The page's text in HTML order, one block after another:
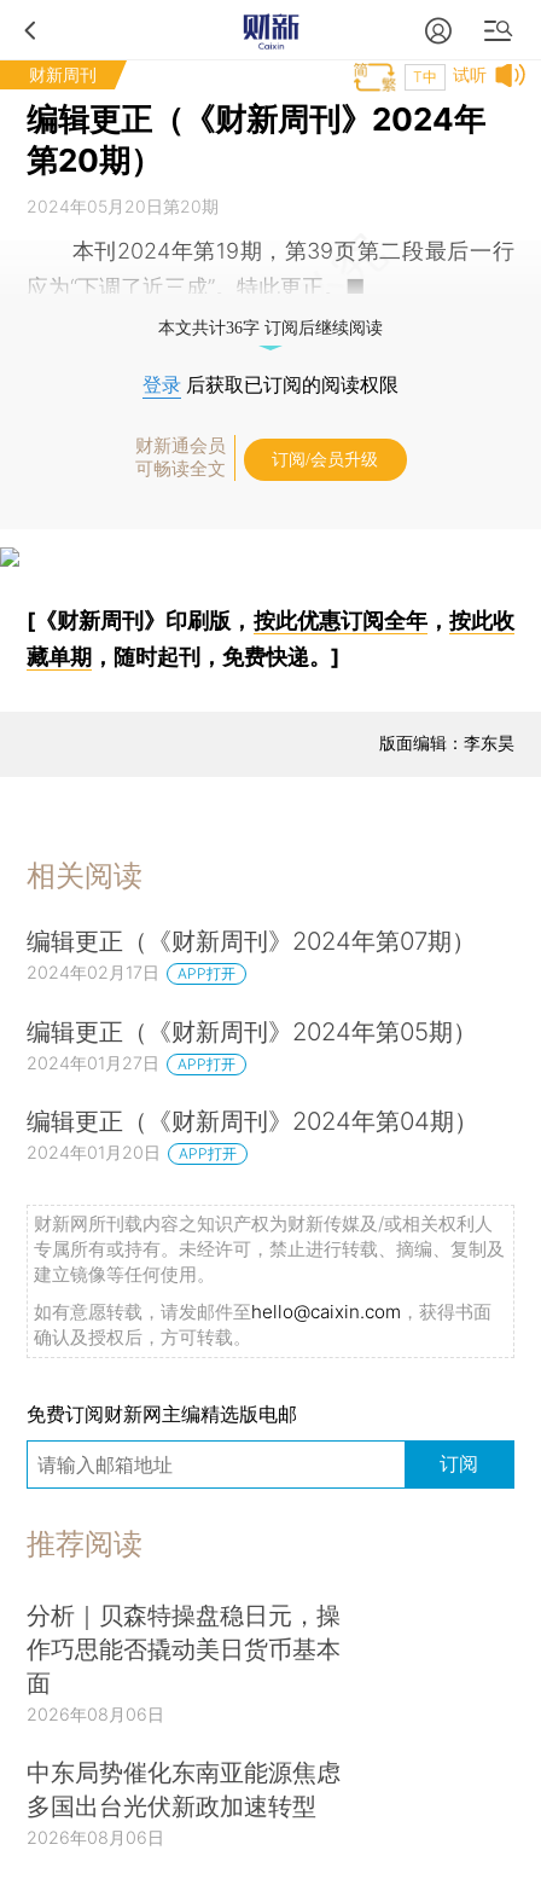
财新周刊 试听
T中
编辑更正（《财新周刊》2024年
第20期）
2024年05月20日第20期
本刊2024年第19期，第39页第二段最后一行
应为“下调了近三成”。特此更正。■
本文共计36字 订阅后继续阅读
登录 后获取已订阅的阅读权限
财新通会员
可畅读全文
订阅/会员升级
[《财新周刊》印刷版， 按此优惠订阅全年， 按此收
藏单期 ，随时起刊，免费快递。]
版面编辑：李东昊
相关阅读
编辑更正（《财新周刊》2024年第07期）
2024年02月17日 APP打开
编辑更正（《财新周刊》2024年第05期）
2024年01月27日 APP打开
编辑更正（《财新周刊》2024年第04期）
2024年01月20日 APP打开
财新网所刊载内容之知识产权为财新传媒及/或相关权利人
专属所有或持有。未经许可，禁止进行转载、摘编、复制及
建立镜像等任何使用。
如有意愿转载，请发邮件至hello@caixin.com ，获得书面
确认及授权后，方可转载。
免费订阅财新网主编精选版电邮
订阅
推荐阅读
分析｜贝森特操盘稳日元，操
作巧思能否撬动美日货币基本
面
2026年08月06日
中东局势催化东南亚能源焦虑
多国出台光伏新政加速转型
2026年08月06日